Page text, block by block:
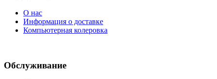
О нас
Информация о доставке
Компьютерная колеровка
Обслуживание